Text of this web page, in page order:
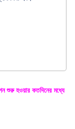
শুরু হওয়ার কতদিনের মধ্যে